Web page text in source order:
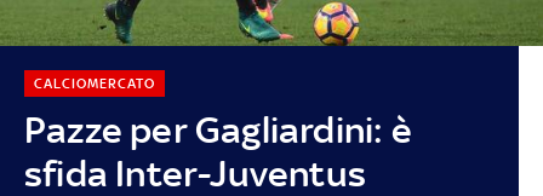
Pazze per Gagliardini: è
sfida Inter-Juventus
CALCIOMERCATO